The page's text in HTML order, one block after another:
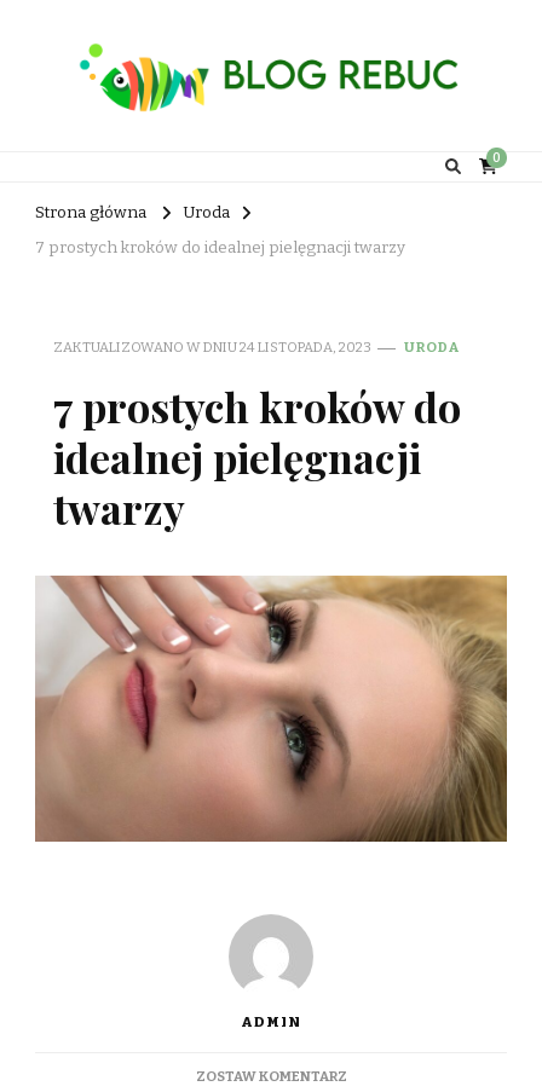
0
Strona główna
Uroda
7 prostych kroków do idealnej pielęgnacji twarzy
ZAKTUALIZOWANO W DNIU24 LISTOPADA, 2023 URODA
7 prostych kroków do
idealnej pielęgnacji
twarzy
ADMIN
ZOSTAW KOMENTARZDO